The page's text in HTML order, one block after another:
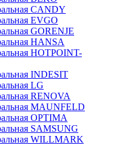
CANDY
EVGO
GORENJE
HANSA
HOTPOINT-
INDESIT
LG
RENOVA
MAUNFELD
OPTIMA
SAMSUNG
WILLMARK